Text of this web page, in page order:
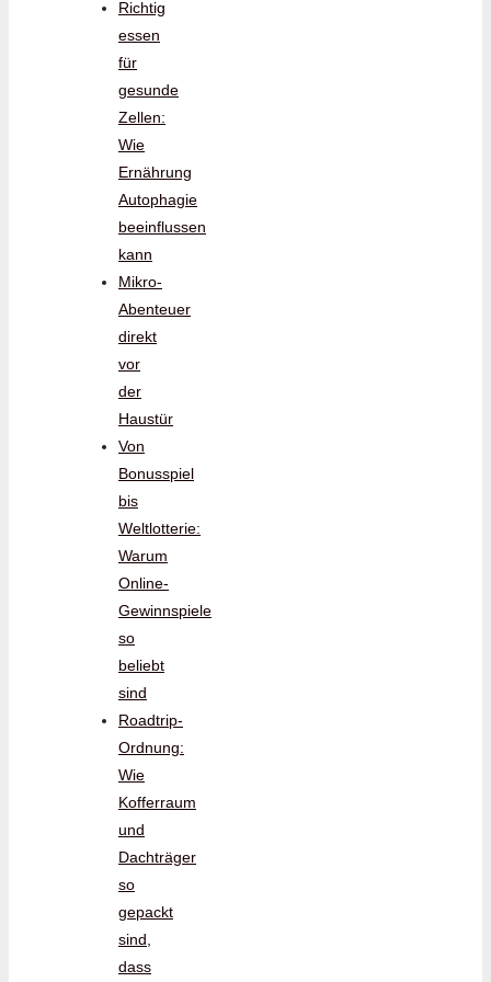
Richtig
essen
für
gesunde
Zellen:
Wie
Ernährung
Autophagie
beeinflussen
kann
Mikro-
Abenteuer
direkt
vor
der
Haustür
Von
Bonusspiel
bis
Weltlotterie:
Warum
Online-
Gewinnspiele
so
beliebt
sind
Roadtrip-
Ordnung:
Wie
Kofferraum
und
Dachträger
so
gepackt
sind,
dass